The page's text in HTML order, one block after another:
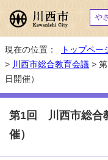
や
現在の位置： トップペー
> 川西市総合教育会議 >
日開催）
第1回 川西市総合
催）